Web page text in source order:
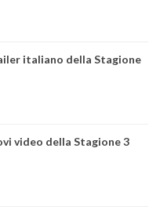
italiano della Stagione
video della Stagione 3